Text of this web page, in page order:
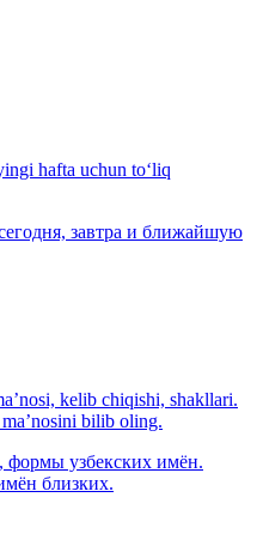
hafta uchun to‘liq
завтра и ближайшую
kelib chiqishi, shakllari.
bilib oling.
узбекских имён.
близких.